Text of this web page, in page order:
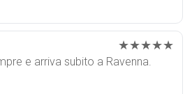
★★★★★
e arriva subito a Ravenna.